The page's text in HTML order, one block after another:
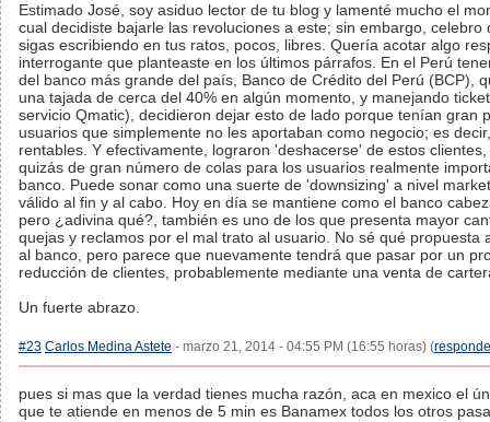
Estimado José, soy asiduo lector de tu blog y lamenté mucho el
cual decidiste bajarle las revoluciones a este; sin embargo, celebro
sigas escribiendo en tus ratos, pocos, libres. Quería acotar algo
interrogante que planteaste en los últimos párrafos. En el Perú
del banco más grande del país, Banco de Crédito del Perú (BCP),
una tajada de cerca del 40% en algún momento, y manejando
servicio Qmatic), decidieron dejar esto de lado porque tenían gran
usuarios que simplemente no les aportaban como negocio; es
rentables. Y efectivamente, lograron 'deshacerse' de estos
quizás de gran número de colas para los usuarios realmente
banco. Puede sonar como una suerte de 'downsizing' a nivel
válido al fin y al cabo. Hoy en día se mantiene como el banco
pero ¿adivina qué?, también es uno de los que presenta mayor
quejas y reclamos por el mal trato al usuario. No sé qué propuesta
al banco, pero parece que nuevamente tendrá que pasar por un
reducción de clientes, probablemente mediante una venta de
Un fuerte abrazo.
#23 Carlos Medina Astete - marzo 21, 2014 - 04:55 PM (16:55 horas) (
pues si mas que la verdad tienes mucha razón, aca en mexico el
que te atiende en menos de 5 min es Banamex todos los otros